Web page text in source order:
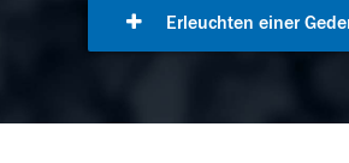
Erleuchten einer